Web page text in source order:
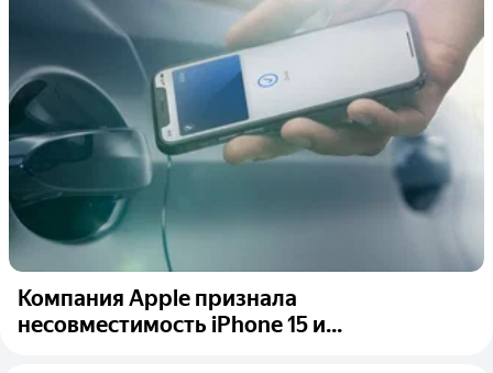
Компания Apple признала
несовместимость iPhone 15 и...